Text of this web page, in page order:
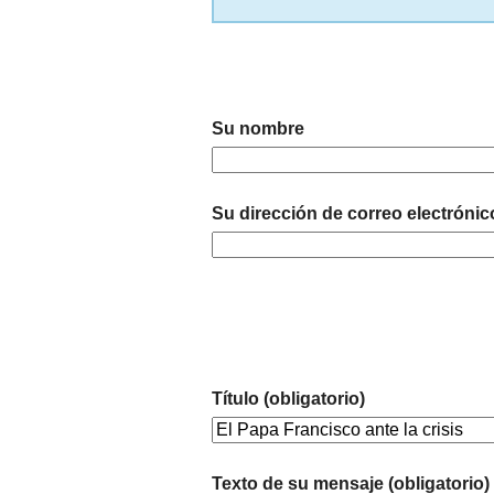
Su nombre
Su dirección de correo
Título (obligatorio)
Texto de su mensaje (obligatorio)